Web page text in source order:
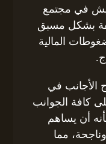
في مجتمع
بشكل مسبق
المالية
الأجانب في
كافة الجوانب
أن يساهم
مما